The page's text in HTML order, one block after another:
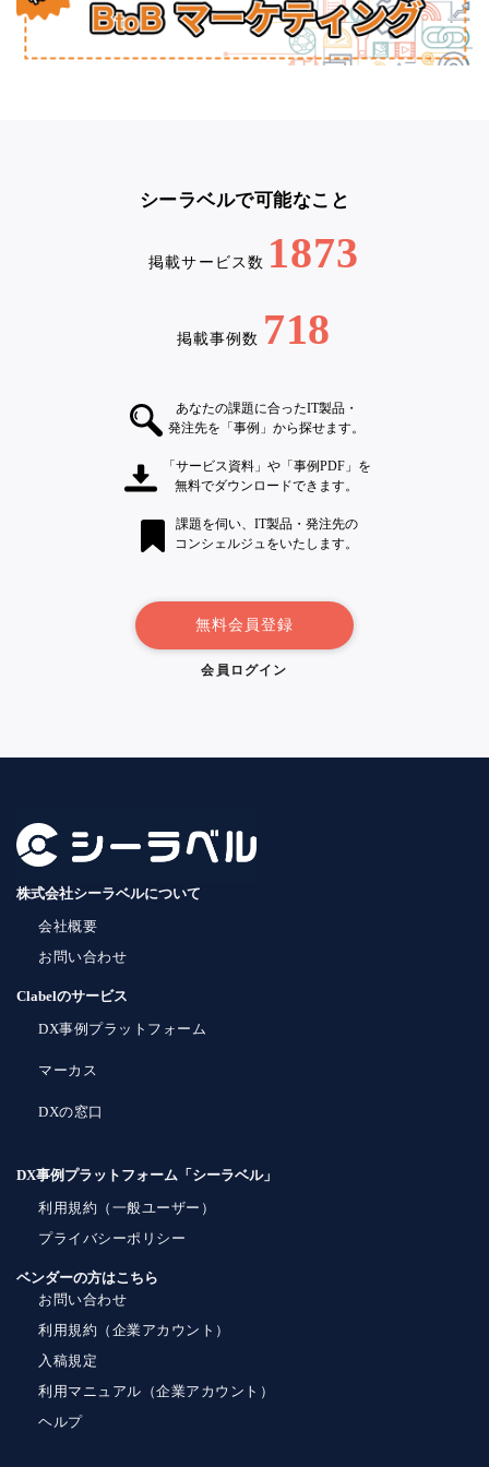
シーラベルで可能なこと
掲載サービス数 1873
掲載事例数 718
あなたの課題に合ったIT製品・
発注先を「事例」から探せます。
「サービス資料」や「事例PDF」を
無料でダウンロードできます。
課題を伺い、IT製品・発注先の
コンシェルジュをいたします。
無料会員登録
会員ログイン
株式会社シーラベルについて
会社概要
お問い合わせ
Clabelのサービス
DX事例プラットフォーム
マーカス
DXの窓口
DX事例プラットフォーム「シーラベル」
利用規約（一般ユーザー）
プライバシーポリシー
ベンダーの方はこちら
お問い合わせ
利用規約（企業アカウント）
入稿規定
利用マニュアル（企業アカウント）
ヘルプ